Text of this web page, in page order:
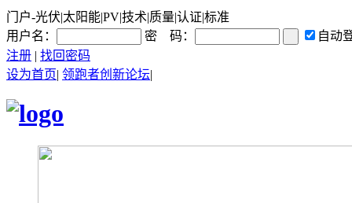
门户-光伏|太阳能|PV|技术|质量|认证|标准
用户名：
密 码：
自动
注册 | 找回密码
设为首页| 领跑者创新论坛|